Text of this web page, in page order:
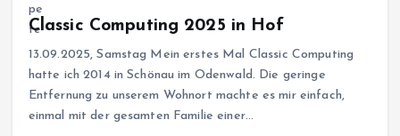
Classic Computing 2025 in Hof
13.09.2025, Samstag Mein erstes Mal Classic Computing
hatte ich 2014 in Schönau im Odenwald. Die geringe
Entfernung zu unserem Wohnort machte es mir einfach,
einmal mit der gesamten Familie einer…